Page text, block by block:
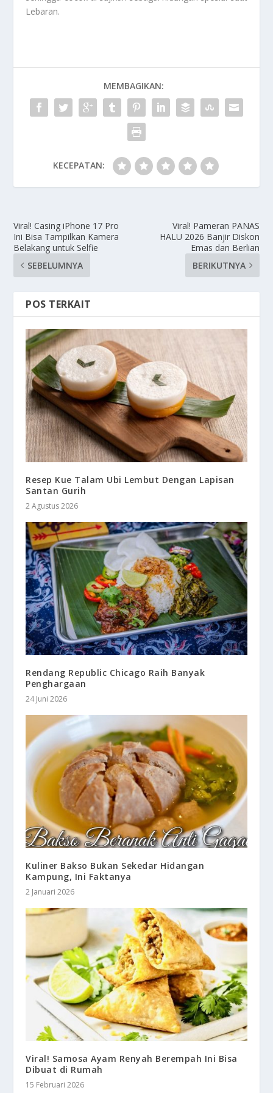
Lebaran.
MEMBAGIKAN:
KECEPATAN:
Viral! Casing iPhone 17 Pro
Ini Bisa Tampilkan Kamera
Belakang untuk Selfie
SEBELUMNYA
Viral! Pameran PANAS
HALU 2026 Banjir Diskon
Emas dan Berlian
BERIKUTNYA
POS TERKAIT
Resep Kue Talam Ubi Lembut Dengan Lapisan
Santan Gurih
2 Agustus 2026
Rendang Republic Chicago Raih Banyak
Penghargaan
24 Juni 2026
Kuliner Bakso Bukan Sekedar Hidangan
Kampung, Ini Faktanya
2 Januari 2026
Viral! Samosa Ayam Renyah Berempah Ini Bisa
Dibuat di Rumah
15 Februari 2026